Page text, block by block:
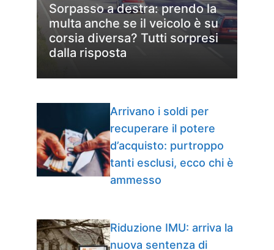
Sorpasso a destra: prendo la
multa anche se il veicolo è su
corsia diversa? Tutti sorpresi
dalla risposta
Arrivano i soldi per
recuperare il potere
d’acquisto: purtroppo
tanti esclusi, ecco chi è
ammesso
Riduzione IMU: arriva la
nuova sentenza di